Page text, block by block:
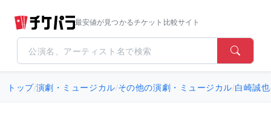
最安値が見つかるチケット比較サイト
トップ/演劇・ミュージカル/その他の演劇・ミュージカル/白崎誠也